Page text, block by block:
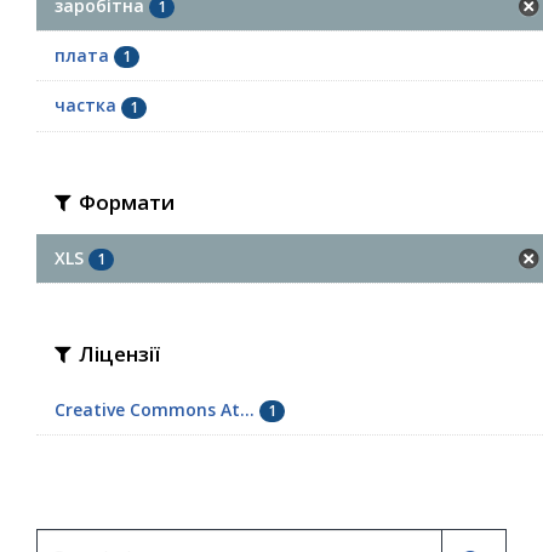
заробітна 1
плата 1
частка 1
Формати
XLS 1
Ліцензії
Creative Commons At... 1